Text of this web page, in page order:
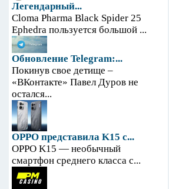
Легендарный...
Cloma Pharma Black Spider 25
Ephedra пользуется большой ...
Обновление Telegram:...
Покинув свое детище –
«ВКонтакте» Павел Дуров не
остался...
OPPO представила K15 с...
OPPO K15 — необычный
смартфон среднего класса с...